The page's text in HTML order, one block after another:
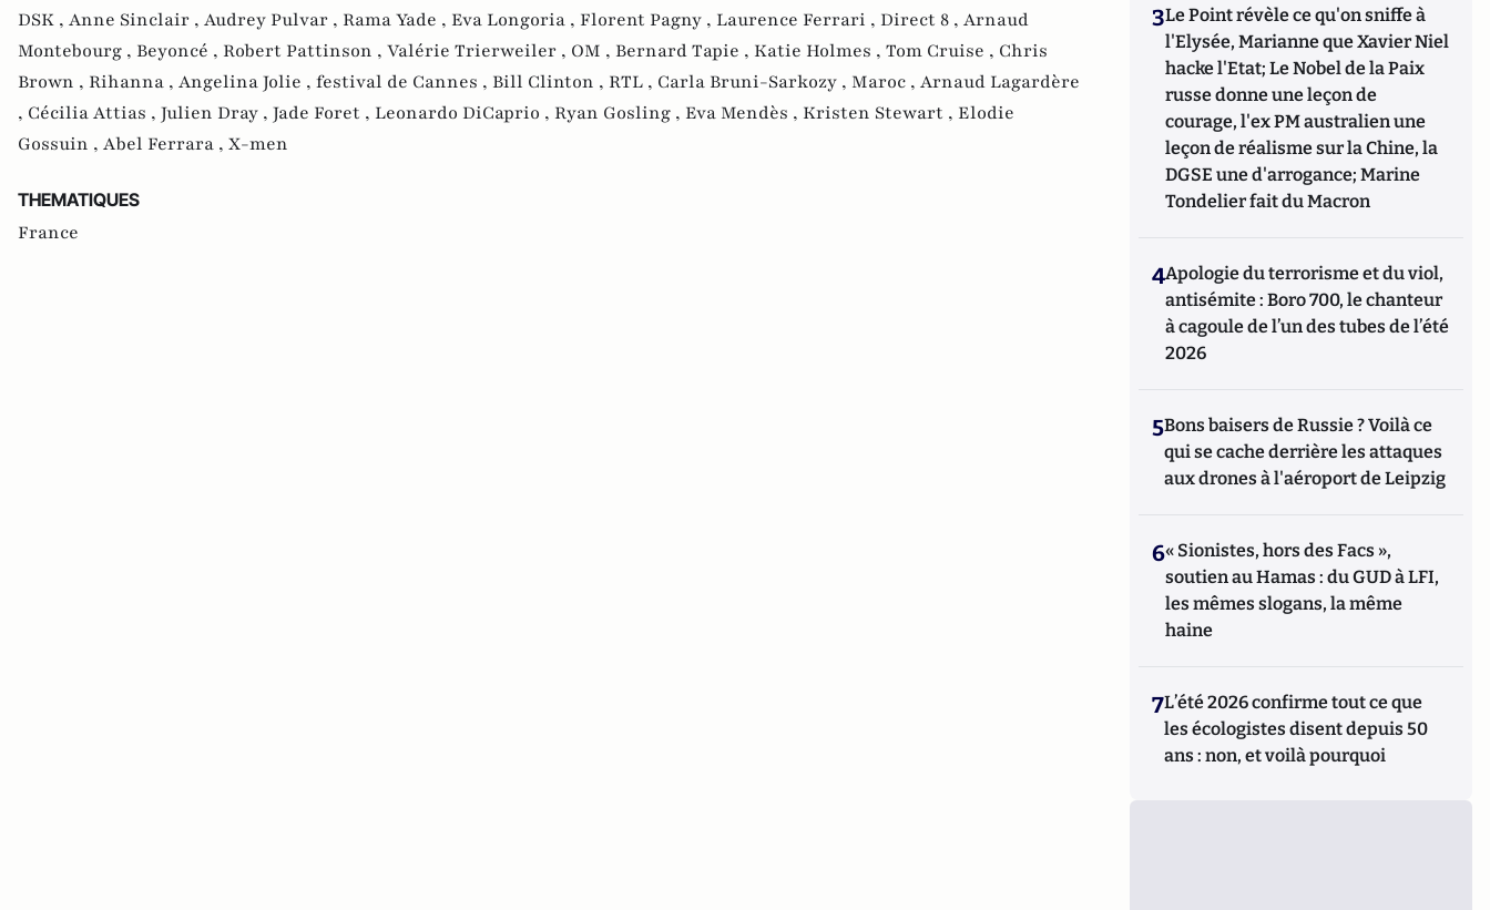
DSK , Anne Sinclair , Audrey Pulvar , Rama Yade , Eva Longoria , Florent Pagny , Laurence Ferrari , Direct 8 , Arnaud
Montebourg , Beyoncé , Robert Pattinson , Valérie Trierweiler , OM , Bernard Tapie , Katie Holmes , Tom Cruise , Chris
Brown , Rihanna , Angelina Jolie , festival de Cannes , Bill Clinton , RTL , Carla Bruni-Sarkozy , Maroc , Arnaud Lagardère
, Cécilia Attias , Julien Dray , Jade Foret , Leonardo DiCaprio , Ryan Gosling , Eva Mendès , Kristen Stewart , Elodie
Gossuin , Abel Ferrara , X-men
THEMATIQUES
France
3Le Point révèle ce qu'on sniffe à
l'Elysée, Marianne que Xavier Niel
hacke l'Etat; Le Nobel de la Paix
russe donne une leçon de
courage, l'ex PM australien une
leçon de réalisme sur la Chine, la
DGSE une d'arrogance; Marine
Tondelier fait du Macron
4Apologie du terrorisme et du viol,
antisémite : Boro 700, le chanteur
à cagoule de l’un des tubes de l’été
2026
5Bons baisers de Russie ? Voilà ce
qui se cache derrière les attaques
aux drones à l'aéroport de Leipzig
6« Sionistes, hors des Facs »,
soutien au Hamas : du GUD à LFI,
les mêmes slogans, la même
haine
7L’été 2026 confirme tout ce que
les écologistes disent depuis 50
ans : non, et voilà pourquoi